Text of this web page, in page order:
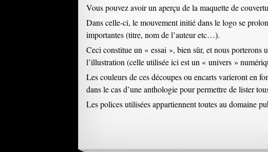
Vous pouvez avoir un aperçu de la maquette de
Dans celle-ci, le mouvement initié dans le logo se
importantes (titre, nom de l’auteur etc…).
Ceci constitue un « essai », bien sûr, et nous
l’illustration (celle utilisée ici est un « univers »
Les couleurs de ces découpes ou encarts varieront en
dans le cas d’une anthologie pour permettre de lister
Les polices utilisées appartiennent toutes au domaine